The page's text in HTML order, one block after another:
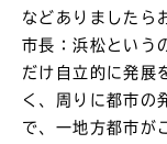
などありましたら
市長：浜松という
だけ自立的に発展
く、周りに都市の
で、一地方都市が